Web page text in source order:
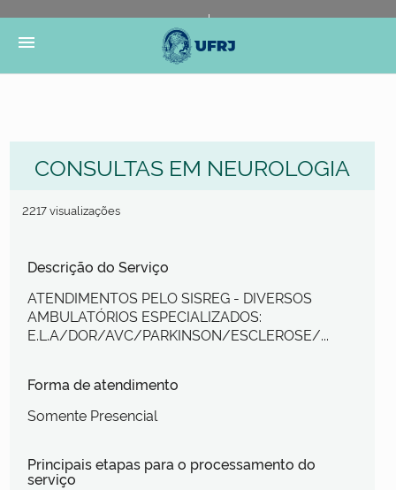
Portal do Governo Brasileiro
Governo
menu
CONSULTAS EM NEUROLOGIA
2217 visualizações
Descrição do Serviço
ATENDIMENTOS PELO SISREG - DIVERSOS
AMBULATÓRIOS ESPECIALIZADOS:
E.L.A/DOR/AVC/PARKINSON/ESCLEROSE/...
Forma de atendimento
Somente Presencial
Principais etapas para o processamento do
serviço